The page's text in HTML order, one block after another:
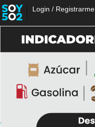
Login / Registrarme